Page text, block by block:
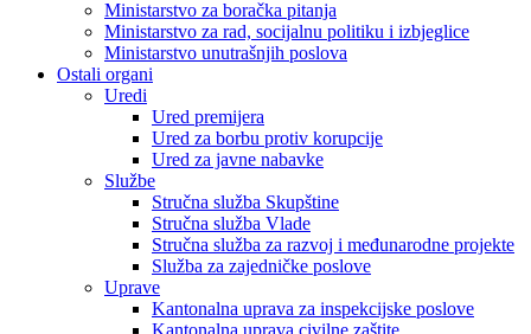
Ministarstvo za boračka pitanja
Ministarstvo za rad, socijalnu politiku i izbjeglice
Ministarstvo unutrašnjih poslova
Ostali organi
Uredi
Ured premijera
Ured za borbu protiv korupcije
Ured za javne nabavke
Službe
Stručna služba Skupštine
Stručna služba Vlade
Stručna služba za razvoj i međunarodne projekte
Služba za zajedničke poslove
Uprave
Kantonalna uprava za inspekcijske poslove
Kantonalna uprava civilne zaštite